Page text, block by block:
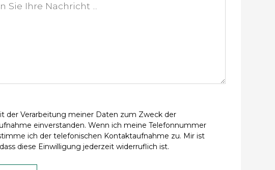
der Verarbeitung meiner Daten zum Zweck der
einverstanden. Wenn ich meine Telefonnummer
ich der telefonischen Kontaktaufnahme zu. Mir ist
diese Einwilligung jederzeit widerruflich ist.